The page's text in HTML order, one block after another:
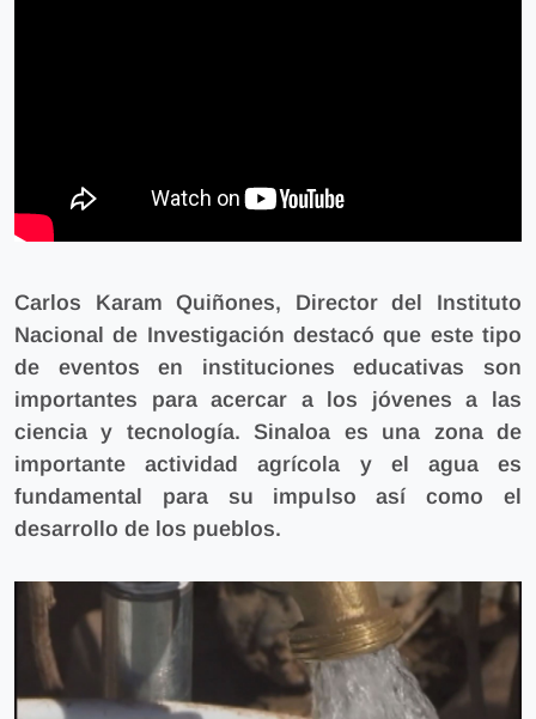
Carlos Karam Quiñones, Director del Instituto
Nacional de Investigación destacó que este tipo
de eventos en instituciones educativas son
importantes para acercar a los jóvenes a las
ciencia y tecnología. Sinaloa es una zona de
importante actividad agrícola y el agua es
fundamental para su impulso así como el
desarrollo de los pueblos.